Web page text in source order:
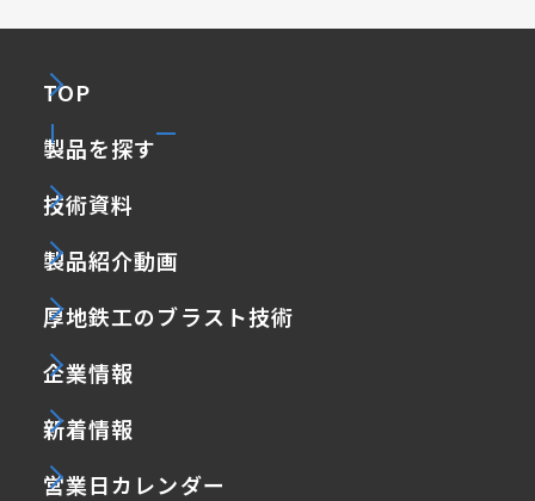
TOP
製品を探す
技術資料
製品紹介動画
厚地鉄工のブラスト技術
企業情報
新着情報
営業日カレンダー